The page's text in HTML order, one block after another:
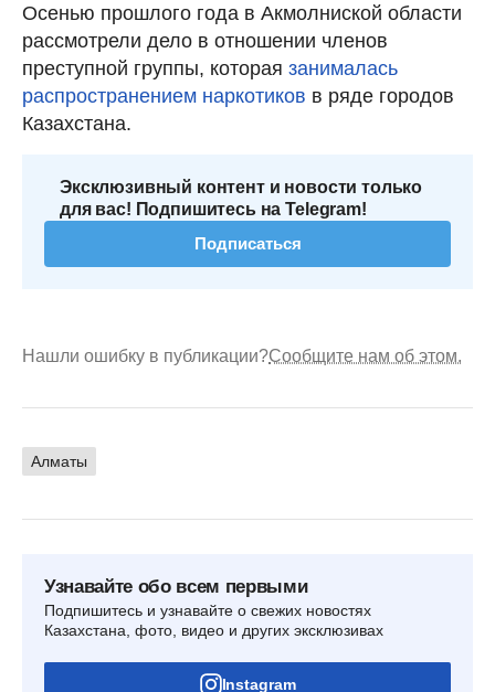
Осенью прошлого года в Акмолниской области
рассмотрели дело в отношении членов
преступной группы, которая занималась
распространением наркотиков в ряде городов
Казахстана.
Эксклюзивный контент и новости только
для вас! Подпишитесь на Telegram!
Подписаться
Нашли ошибку в публикации?Сообщите нам об этом.
Алматы
Узнавайте обо всем первыми
Подпишитесь и узнавайте о свежих новостях
Казахстана, фото, видео и других эксклюзивах
Instagram